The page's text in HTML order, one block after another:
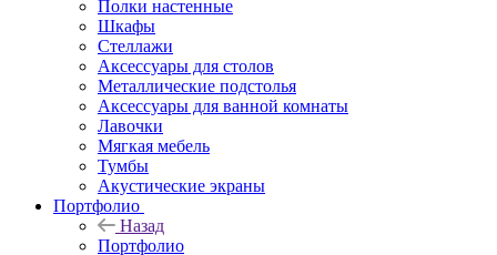
Полки настенные
Шкафы
Стеллажи
Аксессуары для столов
Металлические подстолья
Аксессуары для ванной комнаты
Лавочки
Мягкая мебель
Тумбы
Акустические экраны
Портфолио
Назад
Портфолио